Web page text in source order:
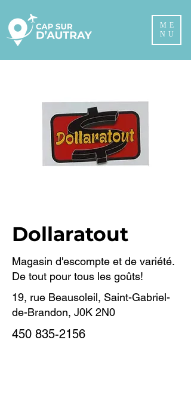
ME
NU
Dollaratout
Magasin d'escompte et de variété.
De tout pour tous les goûts!
19, rue Beausoleil, Saint-Gabriel-
de-Brandon, J0K 2N0
450 835-2156